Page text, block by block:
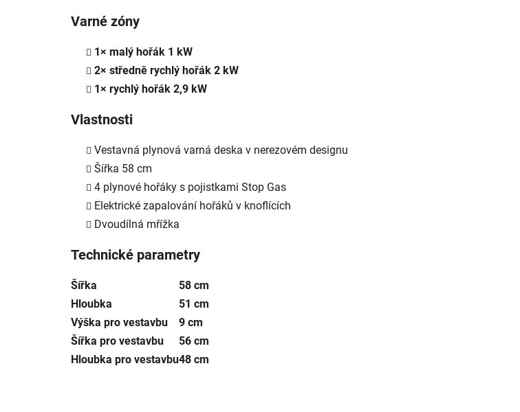
Varné zóny
1× malý hořák 1 kW
2× středně rychlý hořák 2 kW
1× rychlý hořák 2,9 kW
Vlastnosti
Vestavná plynová varná deska v nerezovém designu
Šířka 58 cm
4 plynové hořáky s pojistkami Stop Gas
Elektrické zapalování hořáků v knoflících
Dvoudílná mřížka
Technické parametry
Šířka
58 cm
Hloubka
51 cm
Výška pro vestavbu
9 cm
Šířka pro vestavbu
56 cm
Hloubka pro vestavbu48 cm